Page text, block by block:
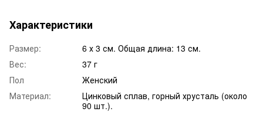
Характеристики
Размер:
6 х 3 см. Общая длина: 13 см.
Вес:
37 г
Пол
Женский
Материал:
Цинковый сплав, горный хрусталь (около
90 шт.).